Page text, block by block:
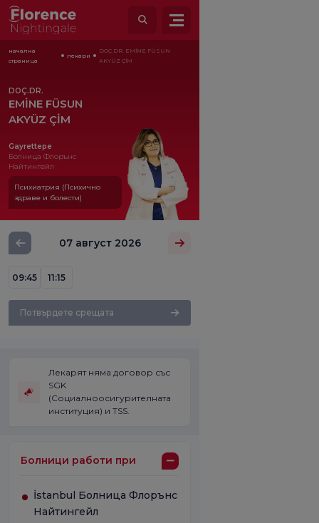
начална
страница
лекари
DOÇ.DR. EMİNE FÜSUN
AKYÜZ ÇİM
DOÇ.DR.
EMİNE FÜSUN
AKYÜZ ÇİM
Gayrettepe
Болница Флорънс
Найтингейл
Психиатрия (Психично
здраве и болести)
07 август 2026
09:45 11:15
Потвърдете срещата
Лекарят няма договор със
SGK
(Социалноосигурителната
институция) и TSS.
Болници работи при
İstanbul Болница Флорънс
Найтингейл